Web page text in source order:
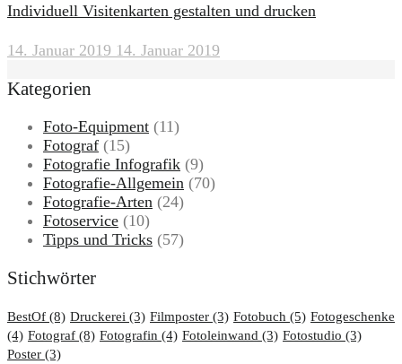
Individuell Visitenkarten gestalten und drucken
14. Januar 2019 14. Januar 2019
Kategorien
Foto-Equipment (11)
Fotograf (15)
Fotografie Infografik (9)
Fotografie-Allgemein (70)
Fotografie-Arten (24)
Fotoservice (10)
Tipps und Tricks (57)
Stichwörter
BestOf (8) Druckerei (3) Filmposter (3) Fotobuch (5) Fotogeschenke
(4) Fotograf (8) Fotografin (4) Fotoleinwand (3) Fotostudio (3)
Poster (3)